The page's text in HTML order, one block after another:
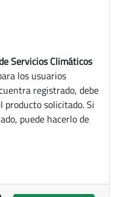
Servicios Climáticos
los usuarios
registrado, debe
producto solicitado. Si
puede hacerlo de